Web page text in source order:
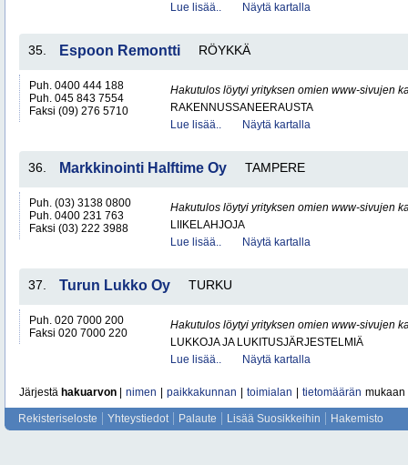
Lue lisää..
Näytä kartalla
35. Espoon Remontti RÖYKKÄ
Puh. 0400 444 188
Puh. 045 843 7554
Faksi (09) 276 5710
Hakutulos löytyi yrityksen omien www-sivujen
RAKENNUSSANEERAUSTA
Lue lisää..
Näytä kartalla
36. Markkinointi Halftime Oy TAMPERE
Puh. (03) 3138 0800
Puh. 0400 231 763
Faksi (03) 222 3988
Hakutulos löytyi yrityksen omien www-sivujen
LIIKELAHJOJA
Lue lisää..
Näytä kartalla
37. Turun Lukko Oy TURKU
Puh. 020 7000 200
Faksi 020 7000 220
Hakutulos löytyi yrityksen omien www-sivujen
LUKKOJA JA LUKITUSJÄRJESTELMIÄ
Lue lisää..
Näytä kartalla
Järjestä hakuarvon nimen paikkakunnan toimialan tietomäärän mukaan
Rekisteriseloste Yhteystiedot Palaute Lisää Suosikkeihin Hakemisto